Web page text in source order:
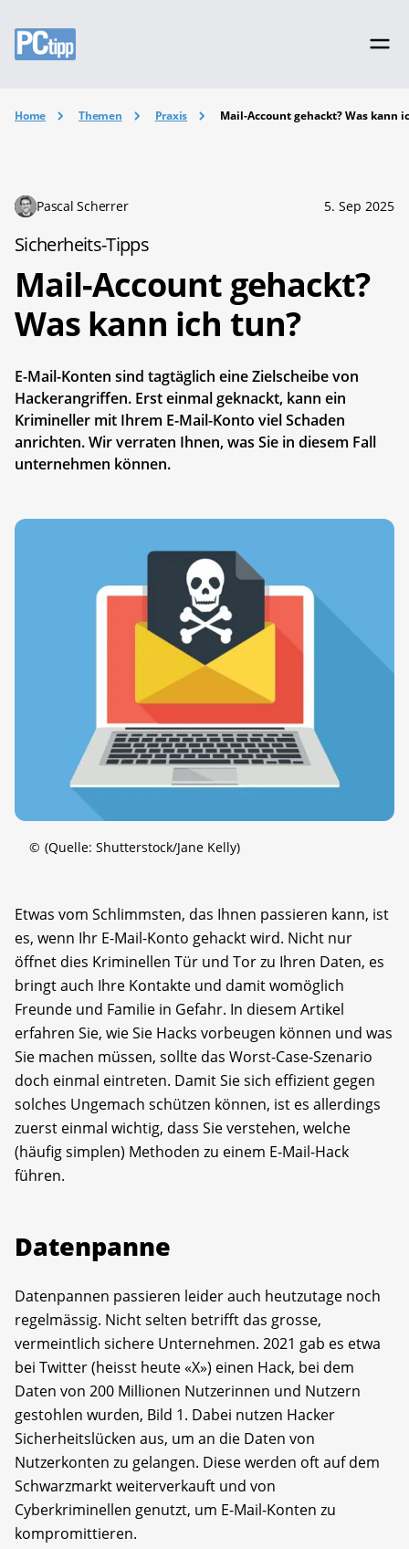
Home Themen Praxis Mail-Account gehackt? Was kann
Pascal Scherrer 5. Sep 2025
Sicherheits-Tipps
Mail-Account gehackt?
Was kann ich tun?
E-Mail-Konten sind tagtäglich eine Zielscheibe von
Hackerangriffen. Erst einmal geknackt, kann ein
Krimineller mit Ihrem E-Mail-Konto viel Schaden
anrichten. Wir verraten Ihnen, was Sie in diesem Fall
unternehmen können.
© (Quelle: Shutterstock/Jane Kelly)
Etwas vom Schlimmsten, das Ihnen passieren kann, ist
es, wenn Ihr E-Mail-Konto gehackt wird. Nicht nur
öffnet dies Kriminellen Tür und Tor zu Ihren Daten, es
bringt auch Ihre Kontakte und damit womöglich
Freunde und Familie in Gefahr. In diesem Artikel
erfahren Sie, wie Sie Hacks vorbeugen können und was
Sie machen müssen, sollte das Worst-Case-Szenario
doch einmal eintreten. Damit Sie sich effizient gegen
solches Ungemach schützen können, ist es allerdings
zuerst einmal wichtig, dass Sie ver­stehen, welche
(häufig simplen) Methoden zu einem E-Mail-Hack
führen.
Datenpanne
Datenpannen passieren leider auch heutzutage noch
regelmässig. Nicht selten betrifft das grosse,
vermeintlich sichere Unternehmen. 2021 gab es etwa
bei Twitter (heisst heute «X») einen Hack, bei dem
Daten von 200 Millionen Nutzerinnen und Nutzern
gestohlen wurden, Bild 1. Dabei nutzen Hacker
Sicherheits­lücken aus, um an die Daten von
Nutzerkonten zu gelangen. Diese werden oft auf dem
Schwarzmarkt weiterverkauft und von
Cyberkriminellen genutzt, um E-Mail-Konten zu
kompromittieren.